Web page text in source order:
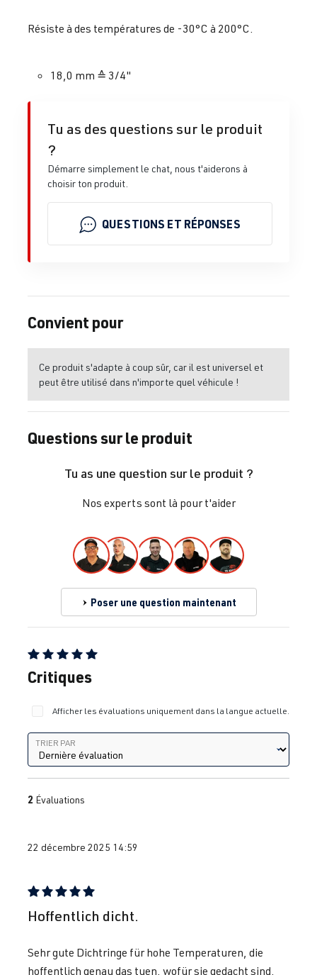
Résiste à des températures de -30°C à 200°C.
18,0 mm ≙ 3/4"
Tu as des questions sur le produit
?
Démarre simplement le chat, nous t'aiderons à
choisir ton produit.
QUESTIONS ET RÉPONSES
Convient pour
Ce produit s'adapte à coup sûr, car il est universel et
peut être utilisé dans n'importe quel véhicule !
Questions sur le produit
Tu as une question sur le produit ?
Nos experts sont là pour t'aider
Poser une question maintenant
Note moyenne de 5 sur 5 étoiles
Critiques
Afficher les évaluations uniquement dans la langue actuelle.
Trier par
TRIER PAR
2 Évaluations
22 décembre 2025 14:59
Évaluation avec une note de 5 sur 5 étoiles
Hoffentlich dicht.
Sehr gute Dichtringe für hohe Temperaturen, die
hoffentlich genau das tuen, wofür sie gedacht sind.